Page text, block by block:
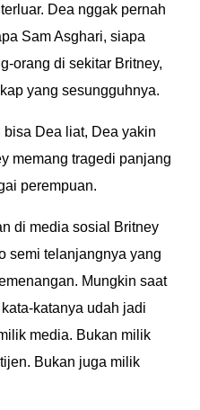
Dea nggak pernah
Sam Asghari, siapa
orang di sekitar Britney,
yang sesungguhnya.
Dea liat, Dea yakin
memang tragedi panjang
perempuan.
di media sosial Britney
semi telanjangnya yang
Mungkin saat
katanya udah jadi
media. Bukan milik
Bukan juga milik